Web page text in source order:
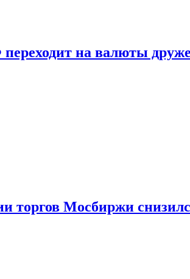
на валюты
торгов Мосбиржи